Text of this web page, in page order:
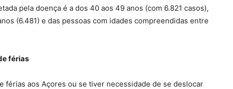
pela doença é a dos 40 aos 49 anos (com 6.821 casos),
(6.481) e das pessoas com idades compreendidas entre
férias
férias aos Açores ou se tiver necessidade de se deslocar